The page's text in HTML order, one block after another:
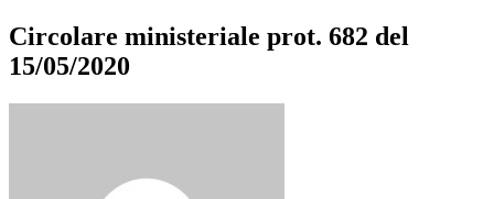
Circolare ministeriale prot. 682 del
15/05/2020